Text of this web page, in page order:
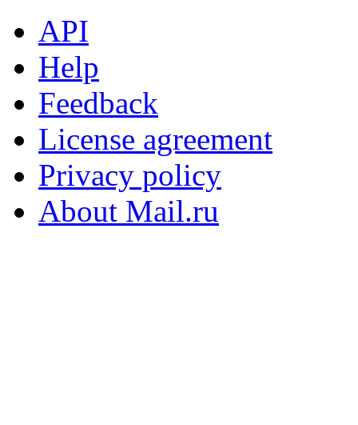
API
Help
Feedback
License agreement
Privacy policy
About Mail.ru